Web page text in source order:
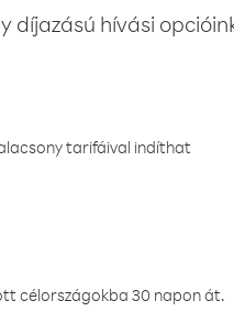
hívási
tarifáival indíthat
célországokba 30 napon át.